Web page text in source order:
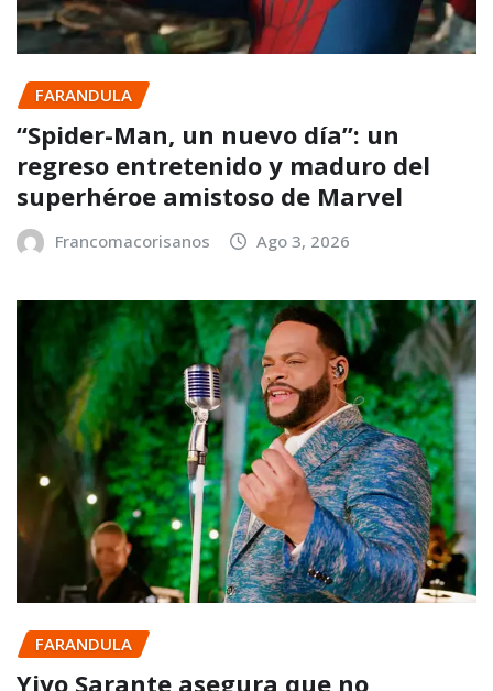
FARANDULA
“Spider-Man, un nuevo día”: un
regreso entretenido y maduro del
superhéroe amistoso de Marvel
Francomacorisanos Ago 3, 2026
FARANDULA
Yiyo Sarante asegura que no